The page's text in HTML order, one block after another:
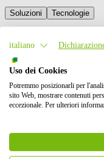
Soluzioni Tecnologie
Ci occupiamo dell'intero
impianti rinnovabili,
italiano
Uso dei Cookies
Potremmo posizionarli per
sito Web, mostrare contenuti
eccezionale. Per ulteriori